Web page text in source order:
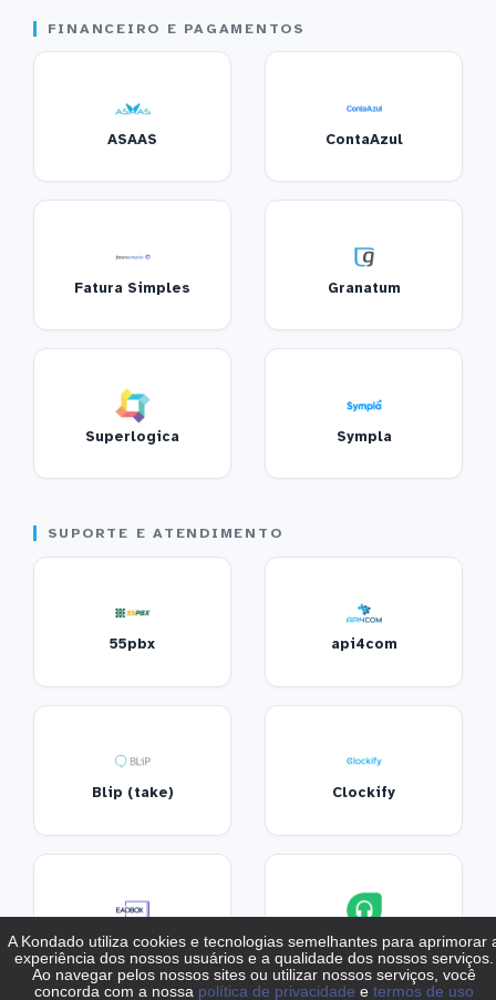
FINANCEIRO E PAGAMENTOS
ASAAS ContaAzul
Fatura Simples Granatum
Superlogica Sympla
SUPORTE E ATENDIMENTO
55pbx api4com
Blip (take) Clockify
EADBOX Freshdesk